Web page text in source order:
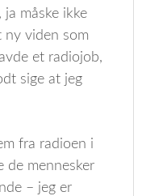
måske ikke
ny viden som
et radiojob,
sige at jeg
fra radioen i
de mennesker
– jeg er